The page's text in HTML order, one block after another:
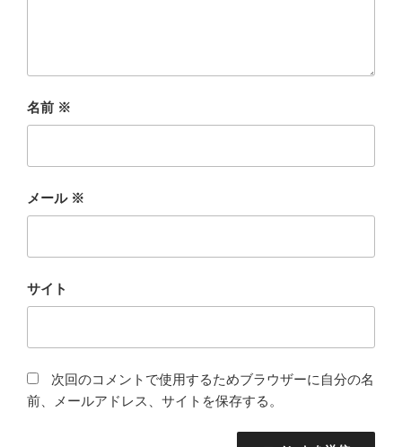
名前 ※
メール ※
サイト
次回のコメントで使用するためブラウザーに自分の名
前、メールアドレス、サイトを保存する。